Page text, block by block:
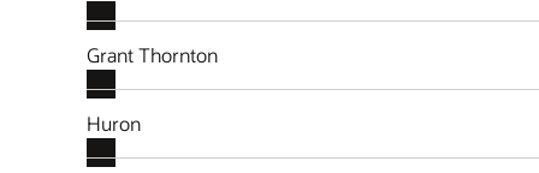
Grant Thornton
Huron